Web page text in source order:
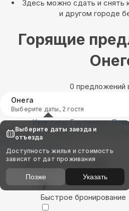
Здесь можно сдать и снять
и другом городе
Горящие
0 предложений
Онега
Выберите даты, 2 гостя
Квартиры Гостиницы
Найдём, где остановиться в
Показать на карте
Выбирайте лучшее
Быстрое бронирование
Выберите даты заезда и
отъезда
Доступность жилья и стоимость
зависят от дат проживания
Позже Указать